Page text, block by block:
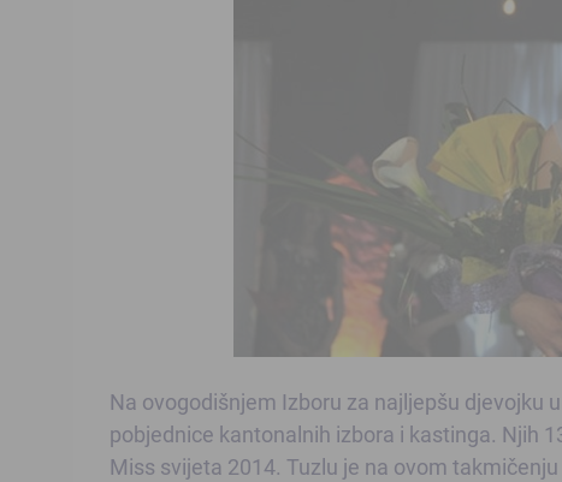
Na ovogodišnjem Izboru za najljepšu djevojku
pobjednice kantonalnih izbora i kastinga. Njih
Miss svijeta 2014. Tuzlu je na ovom